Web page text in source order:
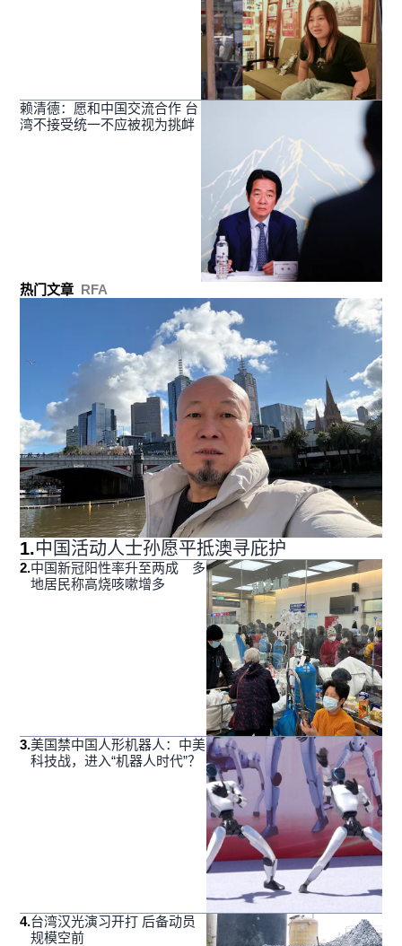
赖清德：愿和中国交流合作 台
湾不接受统一不应被视为挑衅
热门文章 RFA
1.中国活动人士孙愿平抵澳寻庇护
2.中国新冠阳性率升至两成 多
地居民称高烧咳嗽增多
3.美国禁中国人形机器人：中美
科技战，进入“机器人时代”？
4.台湾汉光演习开打 后备动员
规模空前